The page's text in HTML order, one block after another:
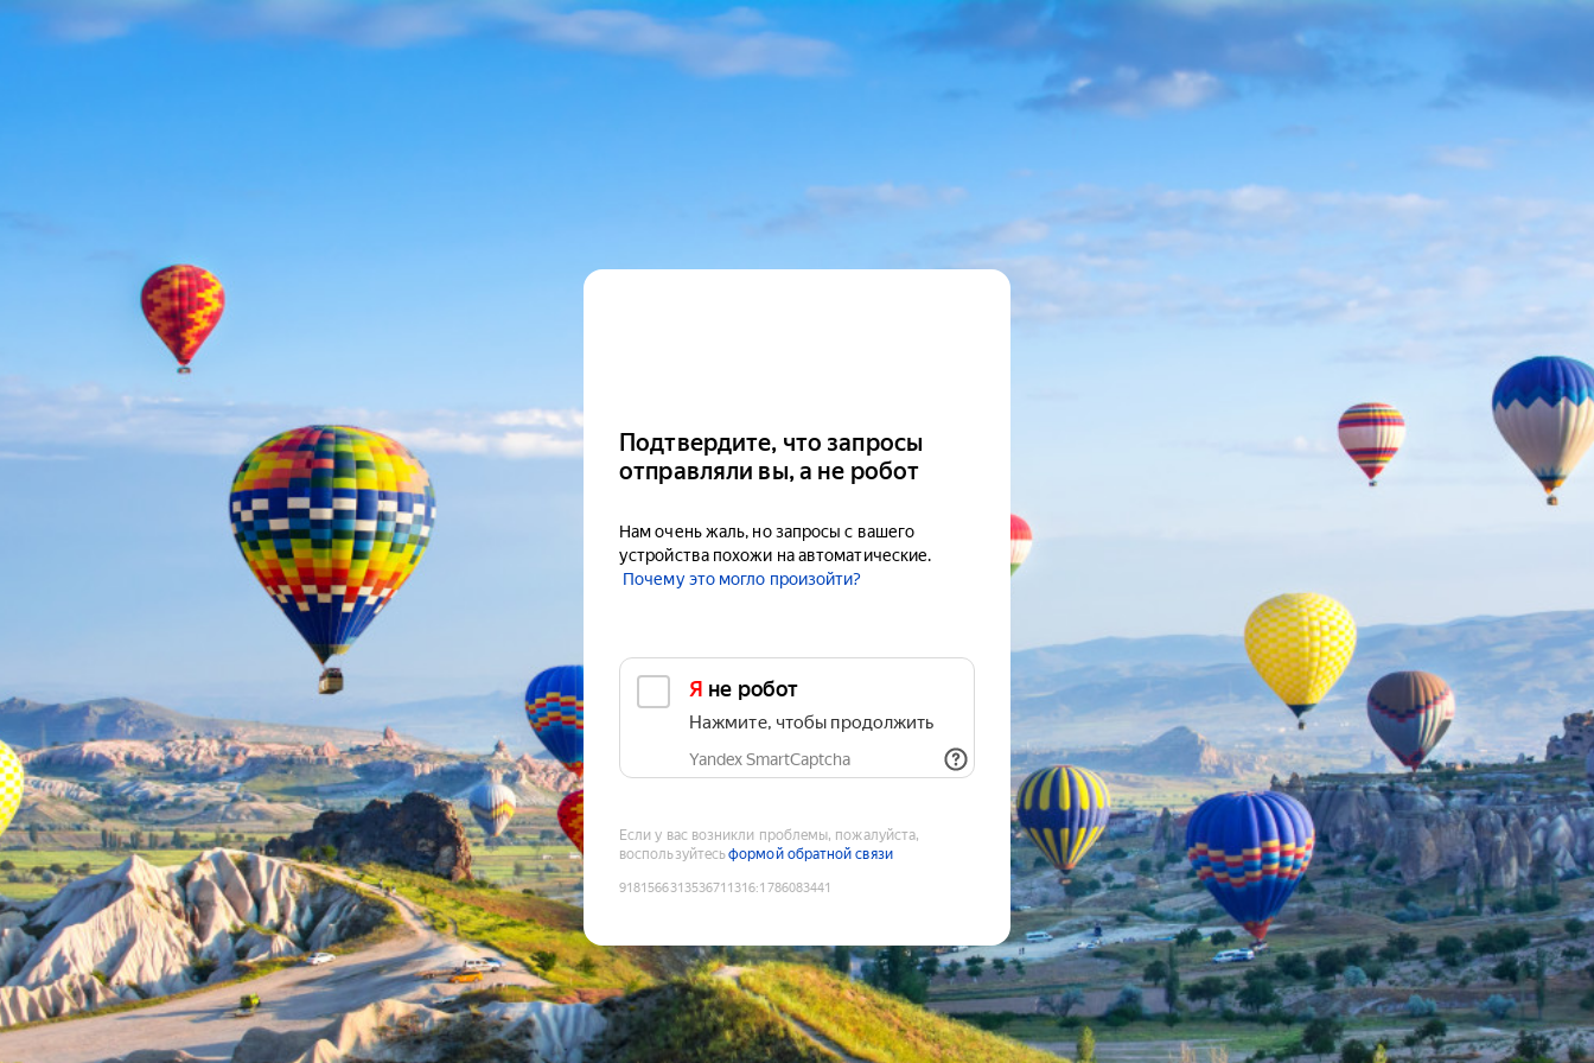
Подтвердите, что запросы
отправляли вы, а не робот
Нам очень жаль, но запросы с вашего
устройства похожи на автоматические.
Почему это могло произойти?
Я не робот
Нажмите, чтобы продолжить
Yandex SmartCaptcha
Если у вас возникли проблемы, пожалуйста,
воспользуйтесьформой обратной связи
9181566313536711316:1786083441